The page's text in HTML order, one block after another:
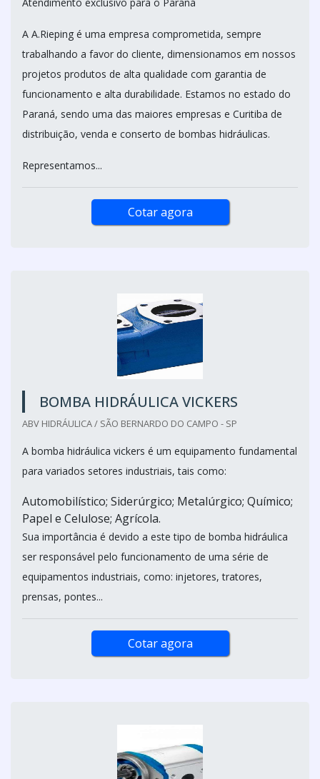
A A.Rieping é uma empresa comprometida, sempre
trabalhando a favor do cliente, dimensionamos em nossos
projetos produtos de alta qualidade com garantia de
funcionamento e alta durabilidade. Estamos no estado do
Paraná, sendo uma das maiores empresas e Curitiba de
distribuição, venda e conserto de bombas hidráulicas.
Representamos...
Cotar agora
BOMBA HIDRÁULICA VICKERS
ABV HIDRÁULICA / SÃO BERNARDO DO CAMPO - SP
A bomba hidráulica vickers é um equipamento fundamental
para variados setores industriais, tais como:
Automobilístico; Siderúrgico; Metalúrgico; Químico;
Papel e Celulose; Agrícola.
Sua importância é devido a este tipo de bomba hidráulica
ser responsável pelo funcionamento de uma série de
equipamentos industriais, como: injetores, tratores,
prensas, pontes...
Cotar agora